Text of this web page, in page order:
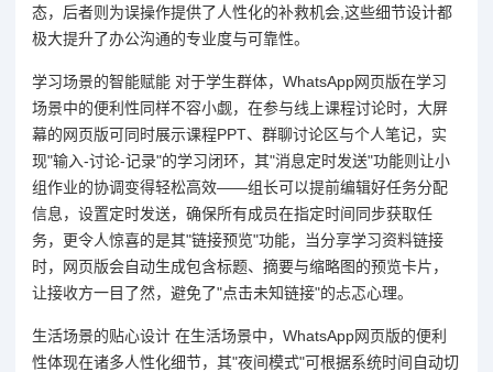
态，后者则为误操作提供了人性化的补救机会,这些细节设计都
极大提升了办公沟通的专业度与可靠性。
学习场景的智能赋能 对于学生群体，WhatsApp网页版在学习
场景中的便利性同样不容小觑，在参与线上课程讨论时，大屏
幕的网页版可同时展示课程PPT、群聊讨论区与个人笔记，实
现"输入-讨论-记录"的学习闭环，其"消息定时发送"功能则让小
组作业的协调变得轻松高效——组长可以提前编辑好任务分配
信息，设置定时发送，确保所有成员在指定时间同步获取任
务，更令人惊喜的是其"链接预览"功能，当分享学习资料链接
时，网页版会自动生成包含标题、摘要与缩略图的预览卡片，
让接收方一目了然，避免了"点击未知链接"的忐忑心理。
生活场景的贴心设计 在生活场景中，WhatsApp网页版的便利
性体现在诸多人性化细节，其"夜间模式"可根据系统时间自动切